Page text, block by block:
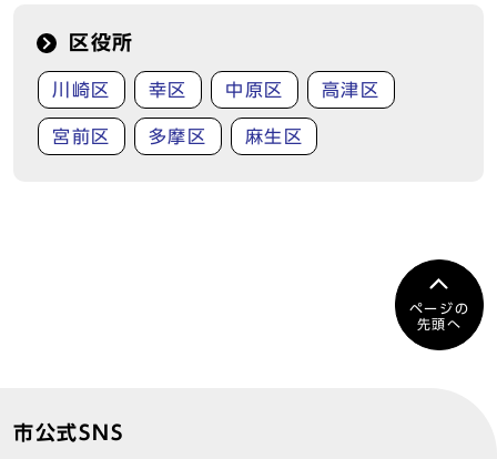
区役所
川崎区 幸区 中原区 高津区
宮前区 多摩区 麻生区
ページの
先頭へ
市公式SNS